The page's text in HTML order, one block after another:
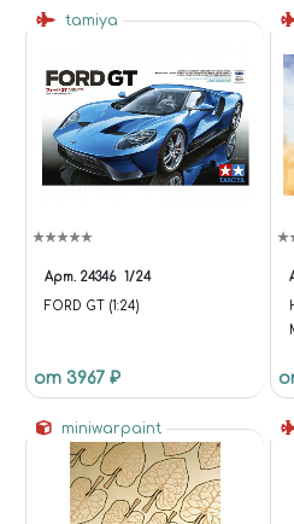
tamiya
Арт. 24346 1/24
FORD GT (1:24)
от 3967 ₽
miniwarpaint